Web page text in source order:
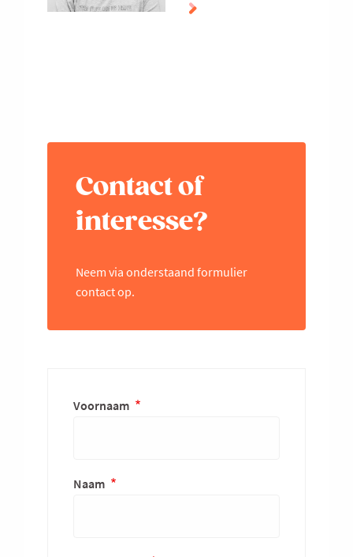
MENS
HET
Contact of
interesse?
Neem via onderstaand formulier
contact op.
Voornaam
Naam